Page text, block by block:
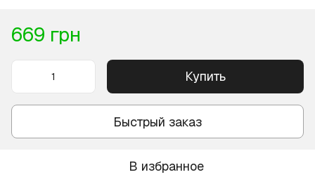
669 грн
Купить
Быстрый заказ
В избранное